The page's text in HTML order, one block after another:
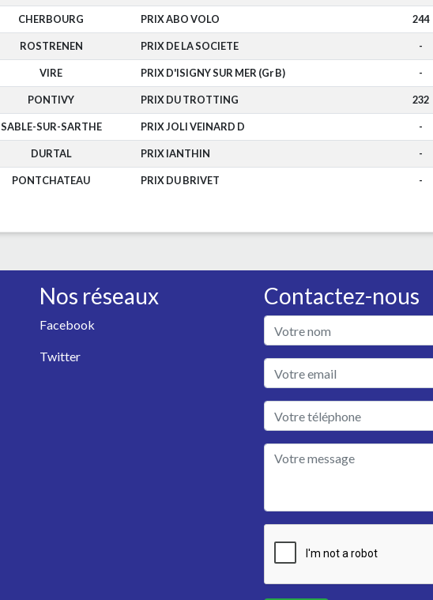
CHERBOURG PRIX ABO VOLO 244
ROSTRENEN PRIX DE LA SOCIETE -
VIRE PRIX D'ISIGNY SUR MER (Gr B) -
PONTIVY PRIX DU TROTTING 232
SABLE-SUR-SARTHE PRIX JOLI VEINARD D -
DURTAL PRIX IANTHIN -
PONTCHATEAU PRIX DU BRIVET -
Nos réseaux
Facebook
Twitter
Contactez-nous